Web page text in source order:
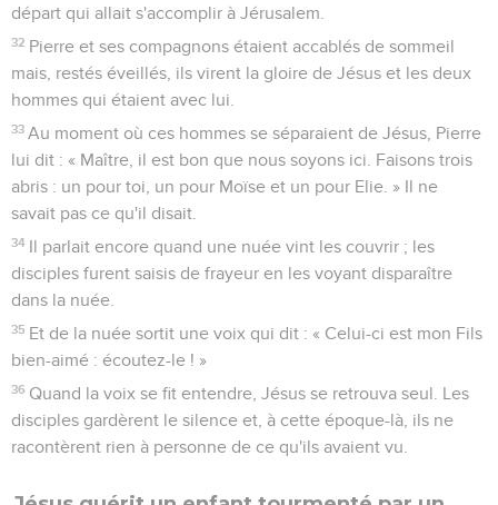
départ qui allait s'accomplir à Jérusalem.
32 Pierre et ses compagnons étaient accablés de sommeil
mais, restés éveillés, ils virent la gloire de Jésus et les deux
hommes qui étaient avec lui.
33 Au moment où ces hommes se séparaient de Jésus, Pierre
lui dit : « Maître, il est bon que nous soyons ici. Faisons trois
abris : un pour toi, un pour Moïse et un pour Elie. » Il ne
savait pas ce qu'il disait.
34 Il parlait encore quand une nuée vint les couvrir ; les
disciples furent saisis de frayeur en les voyant disparaître
dans la nuée.
35 Et de la nuée sortit une voix qui dit : « Celui-ci est mon Fils
bien-aimé : écoutez-le ! »
36 Quand la voix se fit entendre, Jésus se retrouva seul. Les
disciples gardèrent le silence et, à cette époque-là, ils ne
racontèrent rien à personne de ce qu'ils avaient vu.